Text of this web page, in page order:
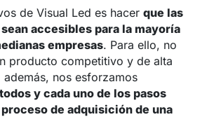
de Visual Led es hacer que las
accesibles para la mayoría
empresas. Para ello, no
producto competitivo y de alta
nos esforzamos
y cada uno de los pasos
de adquisición de una